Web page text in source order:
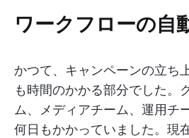
ワークフローの自
かつて、キャンペーンの立ち
も時間のかかる部分でした。
ム、メディアチーム、運用チ
何日もかかっていました。現